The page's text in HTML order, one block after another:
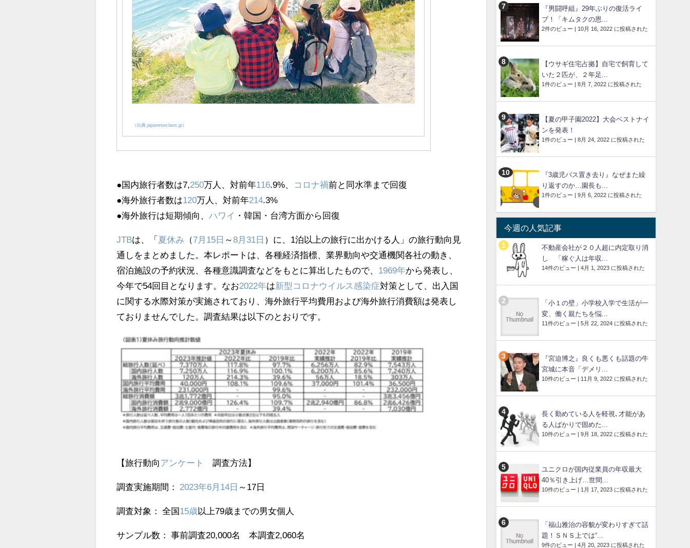
（出典 japaneseclass.jp）
●国内旅行者数は7, 250万人、対前年116 .9%、 コロナ禍前と同水準まで回復
●海外旅行者数は120万人、対前年214 .3%
●海外旅行は短期傾向、 ハワイ ・韓国・台湾方面から回復
JTBは、「 夏休み （7月15日 ～8月31日 ）に、1泊以上の旅行に出かける人」の旅行動向見
通しをまとめました。本レポートは、各種経済指標、業界動向や交通機関各社の動き、
宿泊施設の予約状況、各種意識調査などをもとに算出したもので、 1969年から発表し、
今年で54回目となります。なお2022年は新型コロナウイルス感染症対策として、出入国
に関する水際対策が実施されており、海外旅行平均費用および海外旅行消費額は発表し
ておりませんでした。調査結果は以下のとおりです。
【旅行動向アンケート 調査方法】
調査実施期間： 2023年6月14日 ～17日
調査対象： 全国 15歳 以上79歳までの男女個人
サンプル数： 事前調査20,000名 本調査2,060名
『男闘呼組』29年ぶりの復活ライ
ブ！「キムタクの恩...
2件のビュー | 10月 16, 2022 に投稿された
【ウサギ住宅占拠】自宅で飼育して
いた２匹が、２年足...
1件のビュー | 8月 7, 2022 に投稿された
【夏の甲子園2022】大会ベストナイ
ンを発表！
1件のビュー | 8月 24, 2022 に投稿された
『3歳児バス置き去り』なぜまた繰
り返すのか…園長も...
1件のビュー | 9月 6, 2022 に投稿された
今週の人気記事
不動産会社が２０人超に内定取り消
し 「稼ぐ人は年収...
14件のビュー | 4月 1, 2023 に投稿された
「小１の壁」小学校入学で生活が一
変、働く親たちを悩...
11件のビュー | 5月 22, 2024 に投稿された
『宮迫博之』良くも悪くも話題の牛
宮城に本音「デメリ...
10件のビュー | 11月 9, 2022 に投稿された
長く勤めている人を軽視､才能があ
る人ばかりで固めた...
10件のビュー | 9月 18, 2022 に投稿された
ユニクロが国内従業員の年収最大
40％引き上げ…世間...
10件のビュー | 1月 17, 2023 に投稿された
「福山雅治の容貌が変わりすぎて話
題！ＳＮＳ上では“...
9件のビュー | 4月 20, 2023 に投稿された